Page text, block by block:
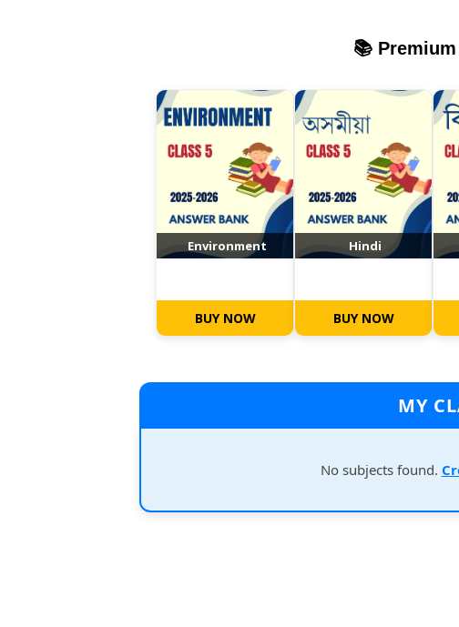
📚
Environment
BUY NOW
Hindi
BUY NOW
MY
No subjects found.